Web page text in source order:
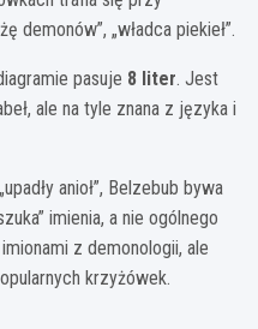
demonów”, „władca piekieł”.
pasuje 8 liter. Jest
ale na tyle znana z języka i
anioł”, Belzebub bywa
imienia, a nie ogólnego
z demonologii, ale
krzyżówek.